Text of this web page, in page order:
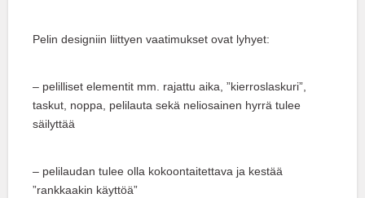
Pelin designiin liittyen vaatimukset ovat lyhyet:
– pelilliset elementit mm. rajattu aika, ”kierroslaskuri”,
taskut, noppa, pelilauta sekä neliosainen hyrrä tulee
säilyttää
– pelilaudan tulee olla kokoontaitettava ja kestää
”rankkaakin käyttöä”